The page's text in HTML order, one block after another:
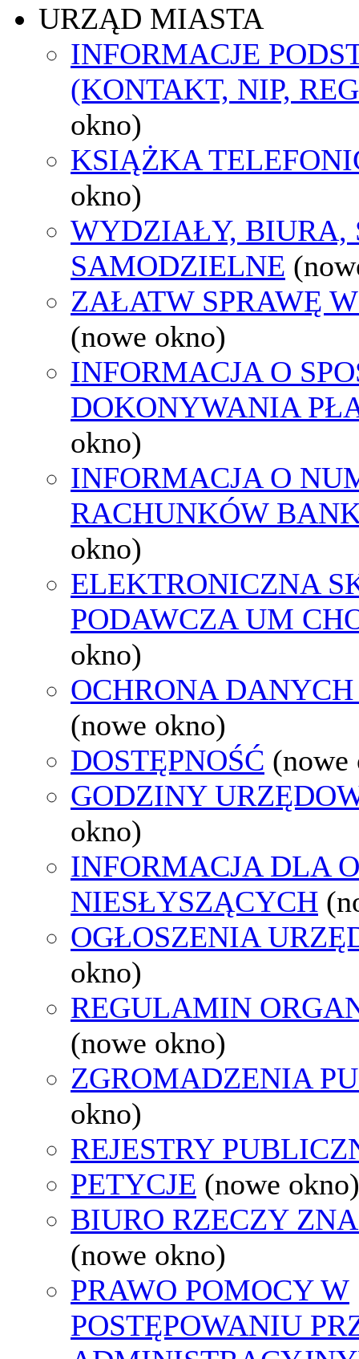
URZĄD MIASTA
INFORMACJE
(KONTAKT, NIP,
okno)
KSIĄŻKA
okno)
WYDZIAŁY, BIURA,
SAMODZIELNE
ZAŁATW SPRAWĘ
(nowe okno)
INFORMACJA O
DOKONYWANIA
okno)
INFORMACJA O
RACHUNKÓW
okno)
ELEKTRONICZNA
PODAWCZA UM
okno)
OCHRONA
(nowe okno)
DOSTĘPNOŚĆ (nowe
GODZINY
okno)
INFORMACJA DLA
NIESŁYSZĄCYCH
OGŁOSZENIA
okno)
REGULAMIN
(nowe okno)
ZGROMADZENIA
okno)
REJESTRY
PETYCJE (nowe okno)
BIURO RZECZY
(nowe okno)
PRAWO POMOCY W
POSTĘPOWANIU